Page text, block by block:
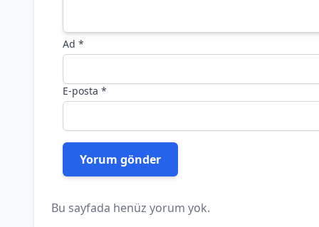
Ad *
E-posta *
Bu sayfada henüz yorum yok.